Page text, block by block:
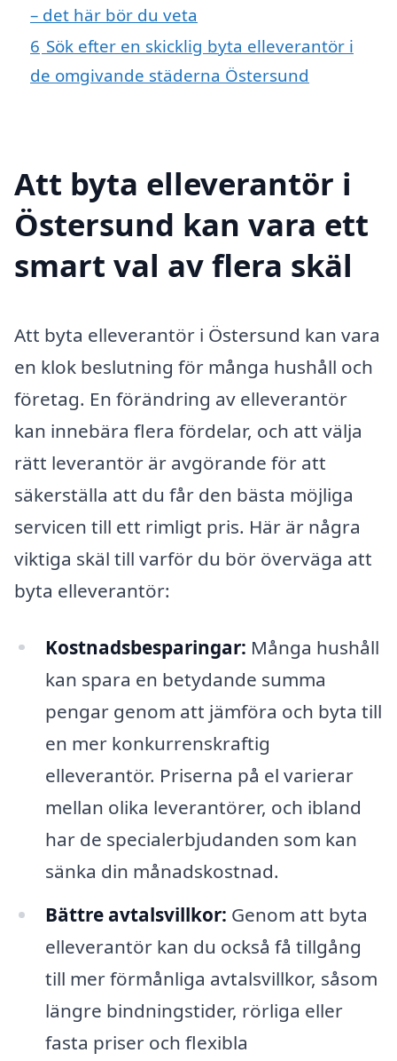
– det här bör du veta
6 Sök efter en skicklig byta elleverantör i
de omgivande städerna Östersund
Att byta elleverantör i
Östersund kan vara ett
smart val av flera skäl
Att byta elleverantör i Östersund kan vara
en klok beslutning för många hushåll och
företag. En förändring av elleverantör
kan innebära flera fördelar, och att välja
rätt leverantör är avgörande för att
säkerställa att du får den bästa möjliga
servicen till ett rimligt pris. Här är några
viktiga skäl till varför du bör överväga att
byta elleverantör:
Kostnadsbesparingar: Många hushåll
kan spara en betydande summa
pengar genom att jämföra och byta till
en mer konkurrenskraftig
elleverantör. Priserna på el varierar
mellan olika leverantörer, och ibland
har de specialerbjudanden som kan
sänka din månadskostnad.
Bättre avtalsvillkor: Genom att byta
elleverantör kan du också få tillgång
till mer förmånliga avtalsvillkor, såsom
längre bindningstider, rörliga eller
fasta priser och flexibla